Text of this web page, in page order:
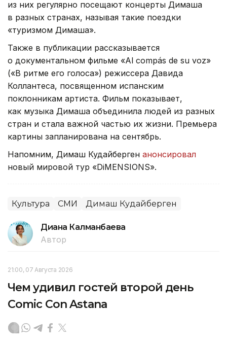
из них регулярно посещают концерты Димаша
в разных странах, называя такие поездки
«туризмом Димаша».
Также в публикации рассказывается
о документальном фильме «Al compás de su voz»
(«В ритме его голоса») режиссера Давида
Коллантеса, посвященном испанским
поклонникам артиста. Фильм показывает,
как музыка Димаша объединила людей из разных
стран и стала важной частью их жизни. Премьера
картины запланирована на сентябрь.
Напомним, Димаш Кудайберген анонсировал
новый мировой тур «DiMENSIONS».
Культура СМИ Димаш Кудайберген
Диана Калманбаева
Автор
21:00, 07 Августа 2026
Чем удивил гостей второй день
Comic Con Astana